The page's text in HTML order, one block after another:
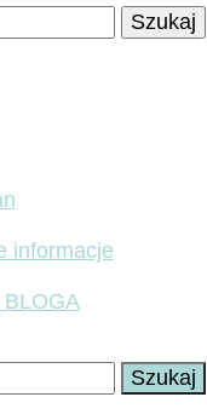
informacje